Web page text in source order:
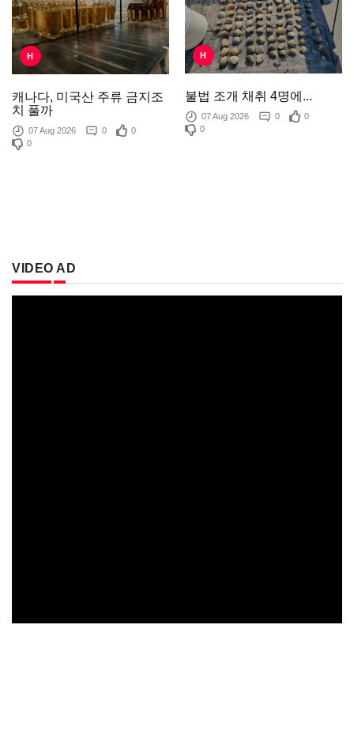
H
캐나다, 미국산 주류 금지조
치 풀까
07 Aug 2026 0
0
0
H
불법 조개 채취 4명에...
07 Aug 2026 0
0
0
VIDEO AD